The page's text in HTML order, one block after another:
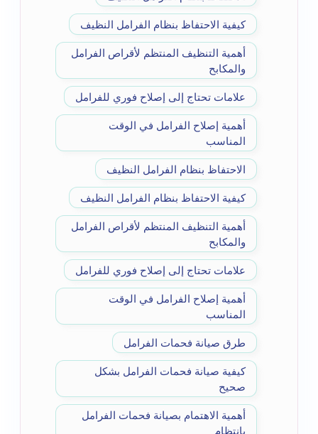
كيفية الاحتفاظ بنظام الفرامل النظيف
أهمية التنظيف المنتظم لأقراص الفرامل
والمكابح
علامات تحتاج إلى إصلاح فوري للفرامل
أهمية إصلاح الفرامل في الوقت
المناسب
الاحتفاظ بنظام الفرامل النظيف
كيفية الاحتفاظ بنظام الفرامل النظيف
أهمية التنظيف المنتظم لأقراص الفرامل
والمكابح
علامات تحتاج إلى إصلاح فوري للفرامل
أهمية إصلاح الفرامل في الوقت
المناسب
طرق صيانة فحمات الفرامل
كيفية صيانة فحمات الفرامل بشكل
صحيح
أهمية الاهتمام بصيانة فحمات الفرامل
بانتظام